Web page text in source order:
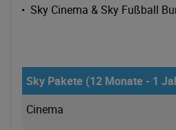
• Sky Cinema & Sky Fußball
Sky Pakete (12 Monate - 1
Cinema